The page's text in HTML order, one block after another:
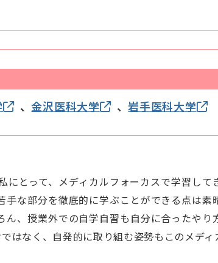
、金沢医科大学 、岩手医科大学
とって、メディカルフォーカスで学習して
な部分を徹底的に学ぶことができる点は素
、授業外での自学自習も自分に合ったやり
はなく、自発的に取り組む姿勢もこのメデ